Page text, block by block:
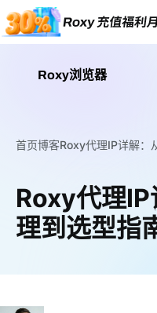
Roxy浏览器
首页博客Roxy代理IP详解：
Roxy代理
理到选型指